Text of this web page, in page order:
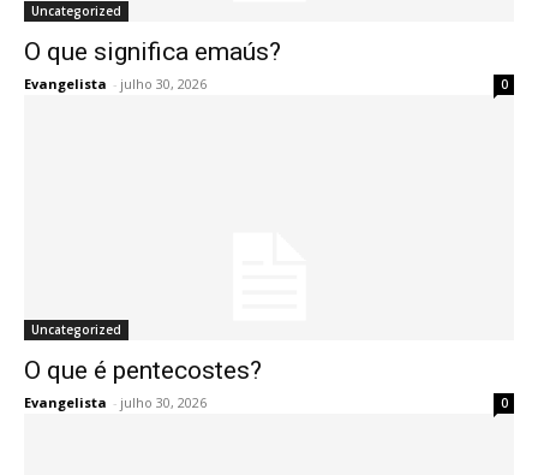
Uncategorized
O que significa emaús?
Evangelista - julho 30, 2026 0
Uncategorized
O que é pentecostes?
Evangelista - julho 30, 2026 0